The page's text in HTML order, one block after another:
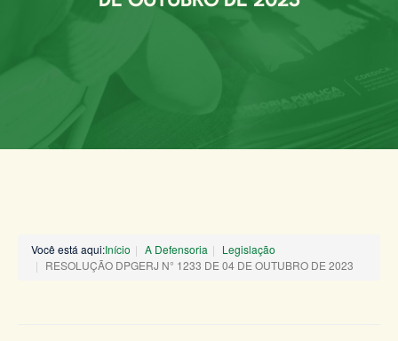
Você está aqui:Início A Defensoria
Legislação
RESOLUÇÃO DPGERJ N° 1233 DE 04 DE OUTUBRO DE 2023